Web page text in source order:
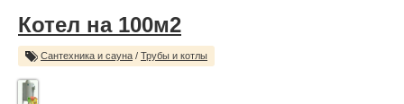
Котел на 100м2
Сантехника и сауна / Трубы и котлы